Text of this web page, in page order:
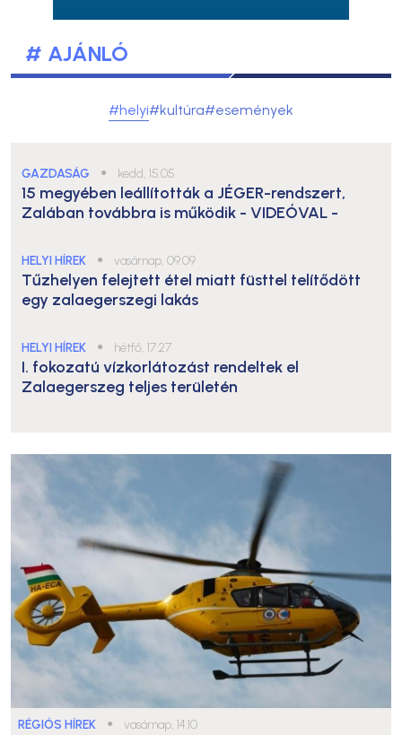
# AJÁNLÓ
#helyi#kultúra#események
GAZDASÁG ● kedd, 15:05
15 megyében leállították a JÉGER-rendszert,
Zalában továbbra is működik - VIDEÓVAL -
HELYI HÍREK ● vasárnap, 09:09
Tűzhelyen felejtett étel miatt füsttel telítődött
egy zalaegerszegi lakás
HELYI HÍREK ● hétfő, 17:27
I. fokozatú vízkorlátozást rendeltek el
Zalaegerszeg teljes területén
RÉGIÓS HÍREK ● vasárnap, 14:10